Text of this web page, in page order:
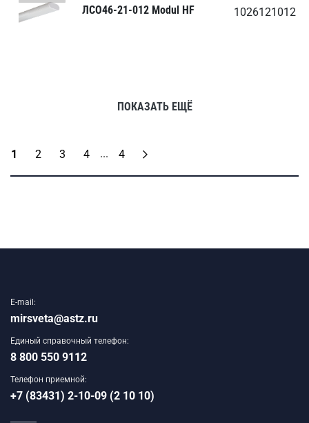
ЛСО46-21-012 Modul HF 1026121012
ПОКАЗАТЬ ЕЩЁ
1 2 3 4 ... 4
E-mail:
mirsveta@astz.ru
Единый справочный телефон:
8 800 550 9112
Телефон приемной:
+7 (83431) 2-10-09 (2 10 10)